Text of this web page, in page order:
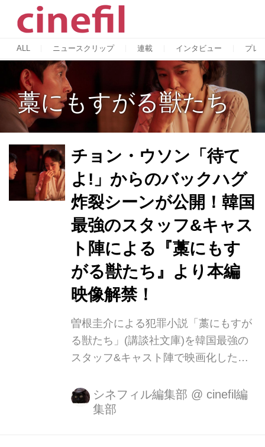
ALL ニュースクリップ 連載 インタビュー プレ
藁にもすがる獣たち
チョン・ウソン「待て
よ!」からのバックハグ
炸裂シーンが公開！韓国
最強のスタッフ&キャス
ト陣による『藁にもす
がる獣たち』より本編
映像解禁！
曽根圭介による犯罪小説「藁にもすが
る獣たち」(講談社文庫)を韓国最強の
スタッフ&キャスト陣で映画化した、
(英題:BEASTS CLAWING AT
STRAWS)』が邦題『藁にもすがる獣
シネフィル編集部 @ cinefil編
集部